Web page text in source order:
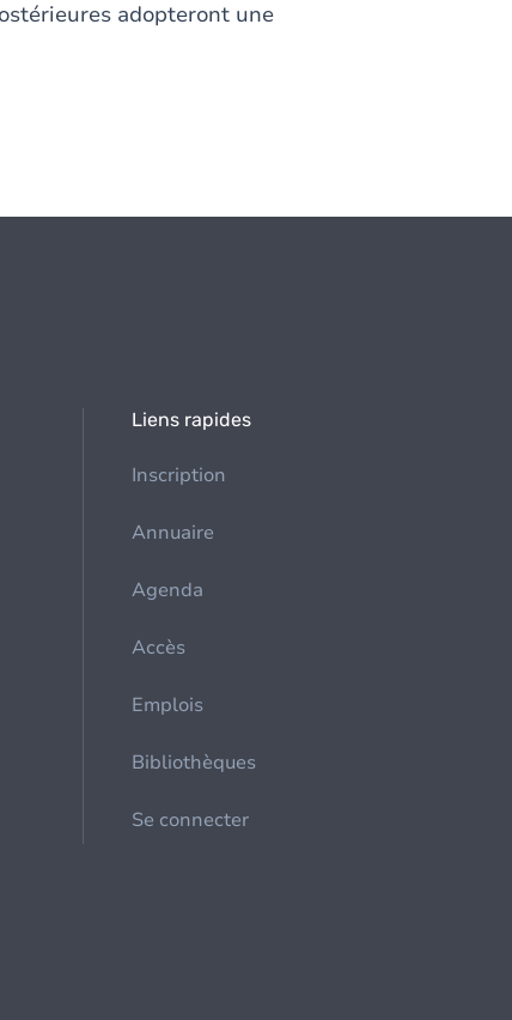
adopteront une
Liens rapides
Inscription
Annuaire
Agenda
Accès
Emplois
Bibliothèques
Se connecter